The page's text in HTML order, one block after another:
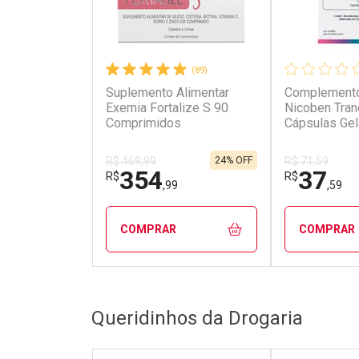
Ativar Desconto
Por R$ 129,90/cada
Por R$ 129,90/cada
Ativar
Por R$
Por R$
(89)
Suplemento Alimentar
Exemia Fortalize S 90
Comprimidos
R$ 469,99
R$354,99
24% OFF
COMPRAR
Laboratório
Por Menos
Nicoben
Cápsulas
R$ 71,59
R$37,59
COMPRAR
Por
Queridinhos da Drogaria